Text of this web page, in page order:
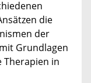
die
der
Grundlagen
in